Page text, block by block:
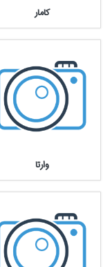
كامار
وارتا